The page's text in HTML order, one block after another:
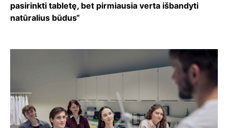
pasirinkti tabletę, bet pirmiausia verta išbandyti
natūralius būdus“